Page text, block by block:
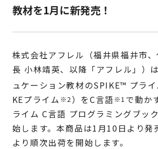
教材を1月に新発売！
株式会社アフレル（福井県福井市
長 小林靖英、以降「アフレル」）
ュケーション教材のSPIKE™ プラ
KEプライム ※2）をC言語 ※1 で動か
ライム C言語 プログラミングブッ
始します。本商品は1月10日より発
より順次出荷を開始します。